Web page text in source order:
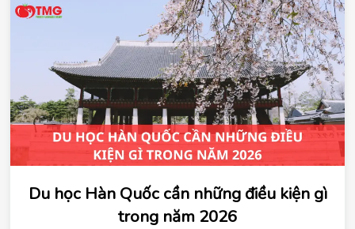
Du học Hàn Quốc cần những điều kiện gì
trong năm 2026